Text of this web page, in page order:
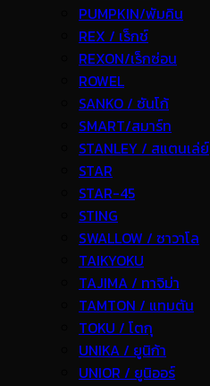
PUMPKIN/พัมคิน
REX / เร็กช์
REXON/เร็กซ่อน
ROWEL
SANKO / ซันโก้
SMART/สมาร์ท
STANLEY / สแตนเล่ย์
STAR
STAR-45
STING
SWALLOW / ซาวาโล
TAIKYOKU
TAJIMA / ทาจิม่า
TAMTON / แทมตัน
TOKU / โตกุ
UNIKA / ยูนิก้า
UNIOR / ยูนิออร์